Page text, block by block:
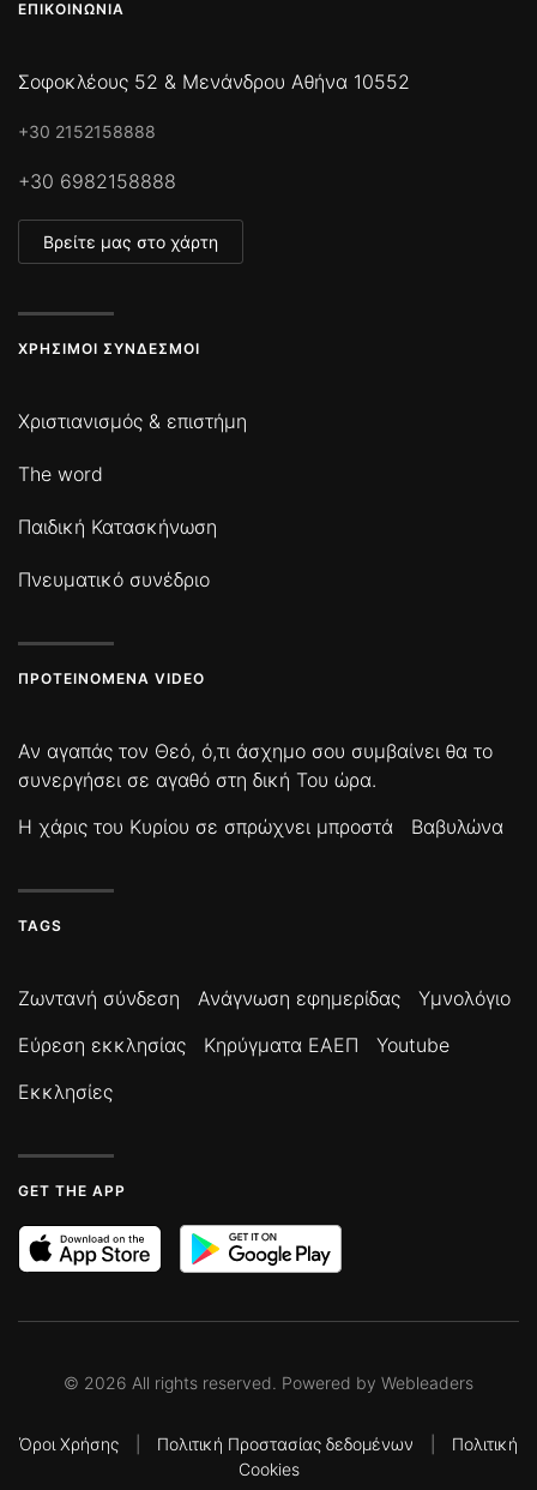
ΕΠΙΚΟΙΝΩΝΊΑ
Σοφοκλέους 52 & Μενάνδρου Αθήνα 10552
+30 2152158888
+30 6982158888
Βρείτε μας στο χάρτη
ΧΡΉΣΙΜΟΙ ΣΎΝΔΕΣΜΟΙ
Χριστιανισμός & επιστήμη
The word
Παιδική Κατασκήνωση
Πνευματικό συνέδριο
ΠΡΟΤΕΙΝΌΜΕΝΑ VIDEO
Αν αγαπάς τον Θεό, ό,τι άσχημο σου συμβαίνει θα το
συνεργήσει σε αγαθό στη δική Του ώρα.
Η χάρις του Κυρίου σε σπρώχνει μπροστά
Βαβυλώνα
TAGS
Ζωντανή σύνδεση Ανάγνωση εφημερίδας
Υμνολόγιο
Εύρεση εκκλησίας
Κηρύγματα ΕΑΕΠ
Youtube
Εκκλησίες
GET THE APP
© 2026 All rights reserved. Powered by Webleaders
Όροι Χρήσης Πολιτική Προστασίας δεδομένων
Πολιτική
Cookies